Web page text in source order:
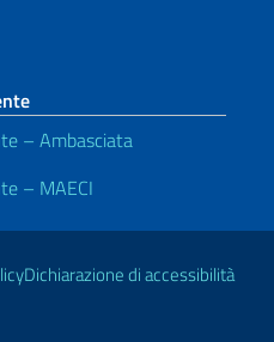
– Ambasciata
– MAECI
Dichiarazione di accessibilità